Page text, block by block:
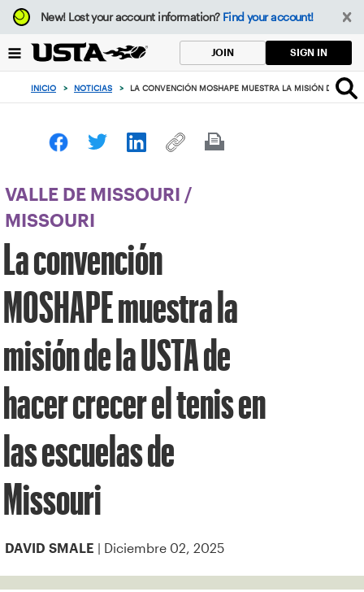
Enfoque
desde
botón
volver
principio
New!Lost your account information? Find your account!
JOIN SIGN IN
INICIO > NOTICIAS > LA CONVENCIÓN MOSHAPE MUESTRA LA MISIÓN DE LA
VALLE DE MISSOURI
/
MISSOURI
La convención
MOSHAPE muestra la
misión de la USTA de
hacer crecer el tenis en
las escuelas de
Missouri
DAVID SMALE | Diciembre 02, 2025